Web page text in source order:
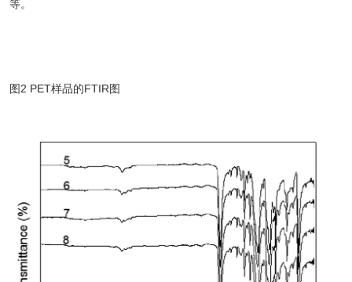
等。
图2 PET样品的FTIR图